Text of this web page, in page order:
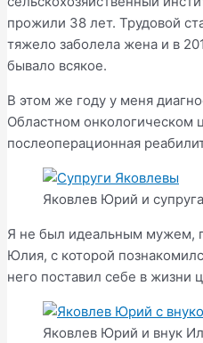
прожили 38 лет. Трудовой
тяжело заболела жена и в
бывало всякое.
В этом же году у меня
Областном онкологическом
послеоперационная
Яковлев Юрий и
Я не был идеальным мужем,
Юлия, с которой
него поставил себе в жизни
Яковлев Юрий и внук